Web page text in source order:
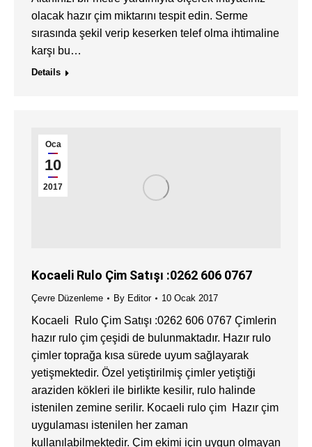
olacak hazır çim miktarını tespit edin. Serme
sırasında şekil verip keserken telef olma ihtimaline
karşı bu…
Details
Oca
10
2017
Kocaeli Rulo Çim Satışı :0262 606 0767
Çevre Düzenleme By Editor 10 Ocak 2017
Kocaeli Rulo Çim Satışı :0262 606 0767 Çimlerin
hazır rulo çim çeşidi de bulunmaktadır. Hazır rulo
çimler toprağa kısa sürede uyum sağlayarak
yetişmektedir. Özel yetiştirilmiş çimler yetiştiği
araziden kökleri ile birlikte kesilir, rulo halinde
istenilen zemine serilir. Kocaeli rulo çim Hazır çim
uygulaması istenilen her zaman
kullanılabilmektedir. Çim ekimi için uygun olmayan